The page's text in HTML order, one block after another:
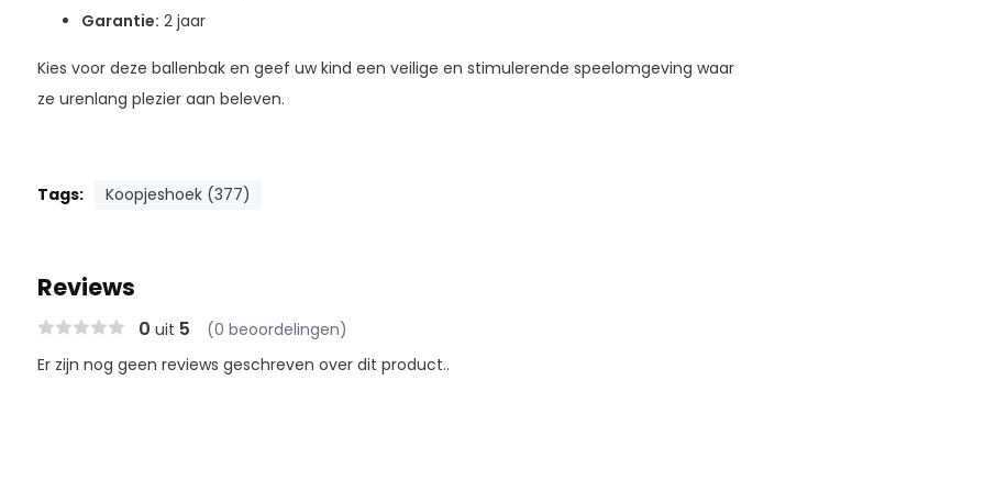
Garantie: 2 jaar
Kies voor deze ballenbak en geef uw kind een veilige en stimulerende speelomgeving waar
ze urenlang plezier aan beleven.
Tags: Koopjeshoek (377)
Reviews
0 uit 5 (0 beoordelingen)
Er zijn nog geen reviews geschreven over dit product..